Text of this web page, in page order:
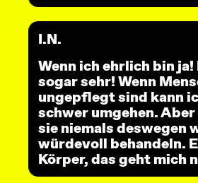
I.N.
Wenn ich ehrlich bin
sogar sehr! Wenn
ungepflegt sind kann
schwer umgehen.
sie niemals deswegen
würdevoll behandeln.
Körper, das geht mich